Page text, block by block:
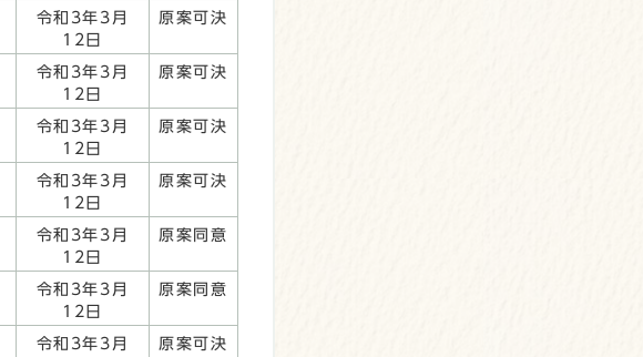
令和3年3月
12日
原案可決
令和3年3月
12日
原案可決
令和3年3月
12日
原案可決
令和3年3月
12日
原案可決
令和3年3月
12日
原案同意
令和3年3月
12日
原案同意
令和3年3月
原案可決